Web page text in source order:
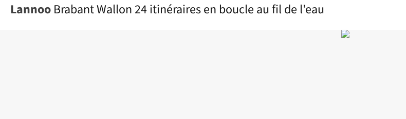
Lannoo Brabant Wallon 24 itinéraires en boucle au fil de l'eau